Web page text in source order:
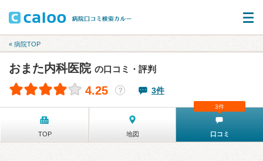
« 病院TOP
おまた内科医院 の口コミ・評判
4.25 ？ 3件
TOP 地図 口コミ
3件